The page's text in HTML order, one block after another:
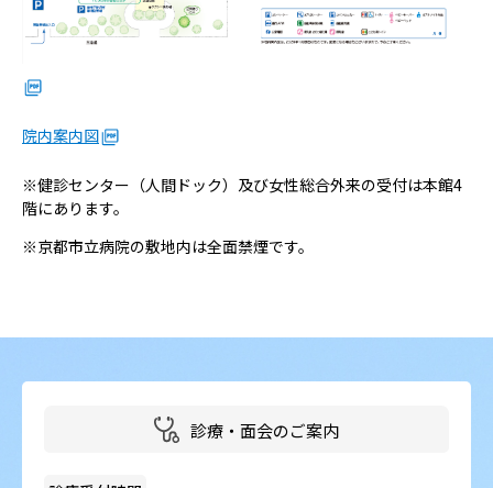
よくある質問
院内案内図
※健診センター（人間ドック）及び女性総合外来の受付は本館4
階にあります。
※京都市立病院の敷地内は全面禁煙です。
診療・面会のご案内